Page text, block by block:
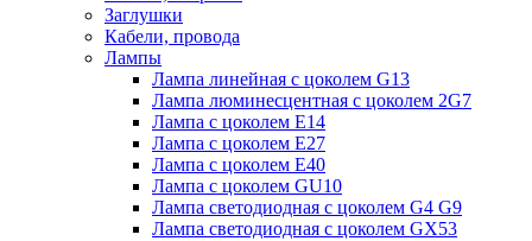
Заглушки
Кабели, провода
Лампы
Лампа линейная с цоколем G13
Лампа люминесцентная с цоколем 2G7
Лампа с цоколем E14
Лампа с цоколем E27
Лампа с цоколем E40
Лампа с цоколем GU10
Лампа светодиодная с цоколем G4 G9
Лампа светодиодная с цоколем GX53